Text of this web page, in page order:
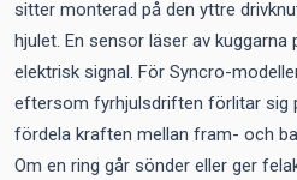
sitter monterad på den yttre
hjulet. En sensor läser av kuggarna
elektrisk signal. För Syncro-
eftersom fyrhjulsdriften förlitar sig
fördela kraften mellan fram- och
Om en ring går sönder eller ger